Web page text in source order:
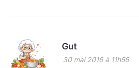
Gut
30 mai 2016 à 11h56